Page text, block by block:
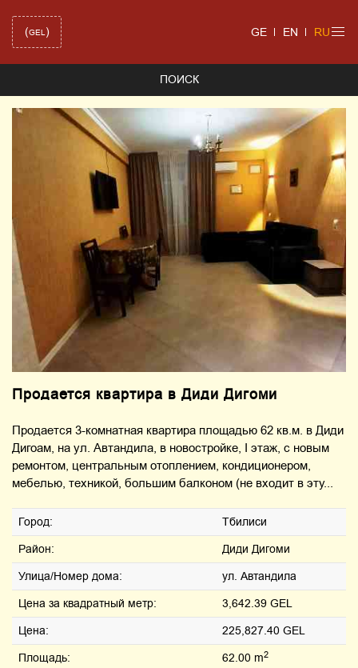
(GEL ) GE EN RU
ПОИСК
Продается квартира в Диди Дигоми
Продается 3-комнатная квартира площадью 62 кв.м. в Диди
Дигоам, на ул. Автандила, в новостройке, I этаж, с новым
ремонтом, центральным отоплением, кондиционером,
мебелью, техникой, большим балконом (не входит в эту...
Город:
Тбилиси
Район:
Диди Дигоми
Улица/Номер дома:
ул. Автандила
Цена за квадратный метр:
3,642.39 GEL
Цена:
225,827.40 GEL
Площадь:
62.00 m2